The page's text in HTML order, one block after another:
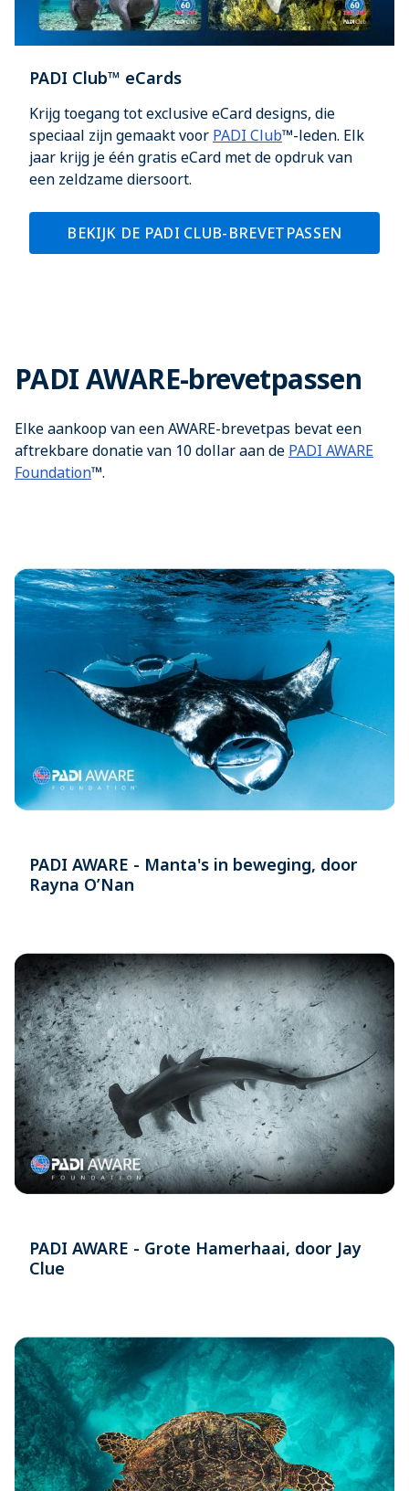
PADI Club™ eCards
Krijg toegang tot exclusive eCard designs, die
speciaal zijn gemaakt voor PADI Club™-leden. Elk
jaar krijg je één gratis eCard met de opdruk van
een zeldzame diersoort.
BEKIJK DE PADI CLUB-BREVETPASSEN
PADI AWARE-brevetpassen
Elke aankoop van een AWARE-brevetpas bevat een
aftrekbare donatie van 10 dollar aan de PADI AWARE
Foundation™.
PADI AWARE - Manta's in beweging, door
Rayna O’Nan
PADI AWARE - Grote Hamerhaai, door Jay
Clue